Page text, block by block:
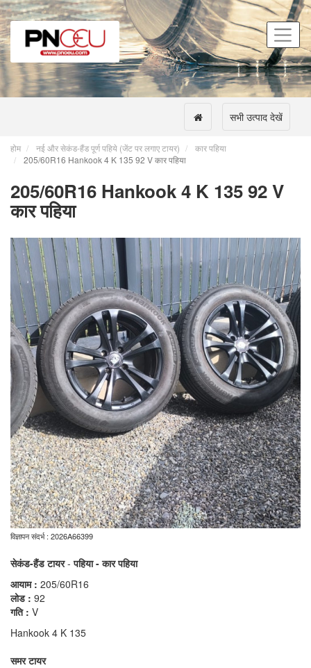
सभी उत्पाद देखें
होम नई और सेकंड-हैंड पूर्ण पहिये (जेंट पर लगाए टायर)
कार पहिया
205/60R16 Hankook 4 K 135 92 V कार पहिया
205/60R16 Hankook 4 K 135 92 V
कार पहिया
विज्ञापन संदर्भ : 2026A66399
सेकंड-हैंड टायर-पहिया - कार पहिया
आयाम : 205/60R16
लोड : 92
गति : V
Hankook 4 K 135
समर टायर